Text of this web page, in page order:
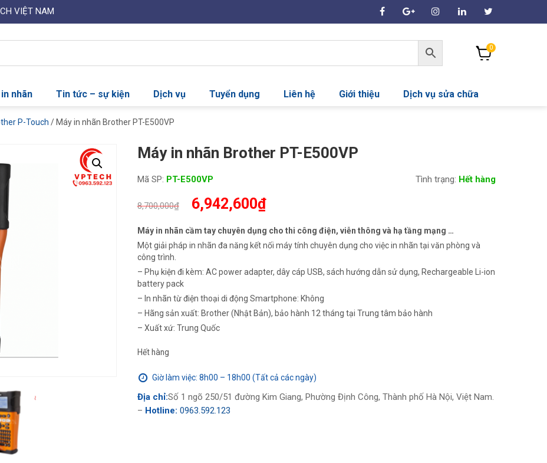
VIỆT NAM
0
nhãn Tin tức – sự kiện Dịch vụ Tuyển dụng Liên hệ Giới thiệu Dịch vụ sửa chữa
P-Touch / Máy in nhãn Brother PT-E500VP
Máy in nhãn Brother PT-E500VP
Mã SP: PT-E500VP Tình trạng: Hết hàng
8,700,000₫ Giá
gốc
là:
8,700,000₫.
6,942,600₫Giá
hiện
tại
là:
Máy in nhãn cầm tay chuyên dụng cho thi công điện, viễn thông và hạ tầng mạng …
Một giải pháp in nhãn đa năng kết nối máy tính chuyên dụng cho việc in nhãn tại văn phòng và
công trình.
– Phụ kiện đi kèm: AC power adapter, dây cáp USB, sách hướng dẫn sử dụng, Rechargeable Li-ion
battery pack
– In nhãn từ điện thoại di động Smartphone: Không
– Hãng sản xuất: Brother (Nhật Bản), bảo hành 12 tháng tại Trung tâm bảo hành
– Xuất xứ: Trung Quốc
Hết hàng
Giờ làm việc: 8h00 – 18h00 (Tất cả các ngày)
Địa chỉ:Số 1 ngõ 250/51 đường Kim Giang, Phường Định Công, Thành phố Hà Nội, Việt Nam.
– Hotline: 0963.592.123